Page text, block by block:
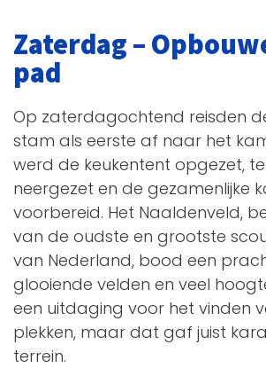
Zaterdag –
pad
Op zaterdagochtend reisden
stam als eerste af naar het
werd de keukentent opgezet,
neergezet en de gezamenlijke
voorbereid. Het Naaldenveld,
van de oudste en grootste
van Nederland, bood een
glooiende velden en veel
een uitdaging voor het vinden
plekken, maar dat gaf juist
terrein.